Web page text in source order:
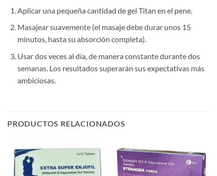
Aplicar una pequeña cantidad de gel Titan en el pene.
Masajear suavemente (el masaje debe durar unos 15
minutos, hasta su absorción completa).
Usar dos veces al día, de manera constante durante dos
semanas. Los resultados superarán sus expectativas más
ambiciosas.
PRODUCTOS RELACIONADOS